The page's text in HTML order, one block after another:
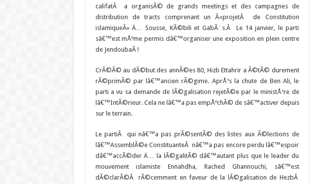
califatÂ a organisÃ© de grands meetings et des campagnes de
distribution de tracts comprenant un Â«projetÂ de Constitution
islamiqueÂ» Ä… Sousse, KÃ©bili et GabÃ¨s.Â Le 14 janvier, le parti
sâ€™est mÅºme permis dâ€™organiser une exposition en plein centre
de JendoubaÂ !
CrÃ©Ã© au dÃ©but des annÃ©es 80, Hizb Ettahrir a Ã©tÃ© durement
rÃ©primÃ© par lâ€™ancien rÃ©gime. AprÅ¹s la chute de Ben Ali, le
parti a vu sa demande de lÃ©galisation rejetÃ©e par le ministÅ¹re de
lâ€™IntÃ©rieur. Cela ne lâ€™a pas empÅºchÃ© de sâ€™activer depuis
sur le terrain.
Le partiÂ qui nâ€™a pas prÃ©sentÃ© des listes aux Ã©lections de
lâ€™AssemblÃ©e ConstituanteÂ nâ€™a pas encore perdu lâ€™espoir
dâ€™accÃ©der Ä… la lÃ©galitÃ© dâ€™autant plus que le leader du
mouvement islamiste Ennahdha, Rached Ghannouchi, sâ€™est
dÃ©clarÃ©Â rÃ©cemment en faveur de la lÃ©galisation de HezbÂ